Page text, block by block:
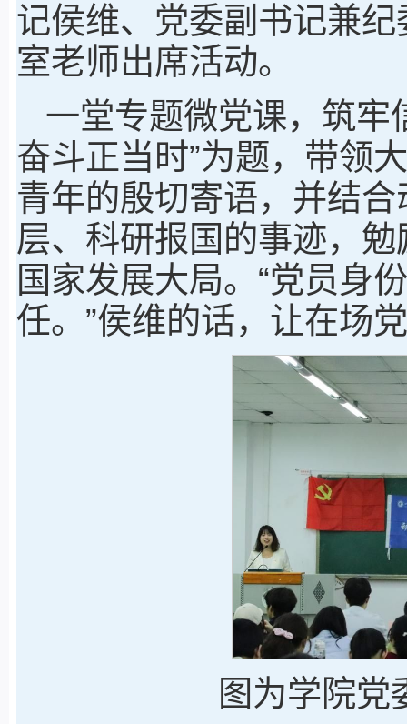
记侯维、党委副书记兼
室老师出席活动。
一堂专题微党课，筑牢
奋斗正当时”为题，带领
青年的殷切寄语，并结
层、科研报国的事迹，
国家发展大局。“党员身
任。”侯维的话，让在场
图为学院党